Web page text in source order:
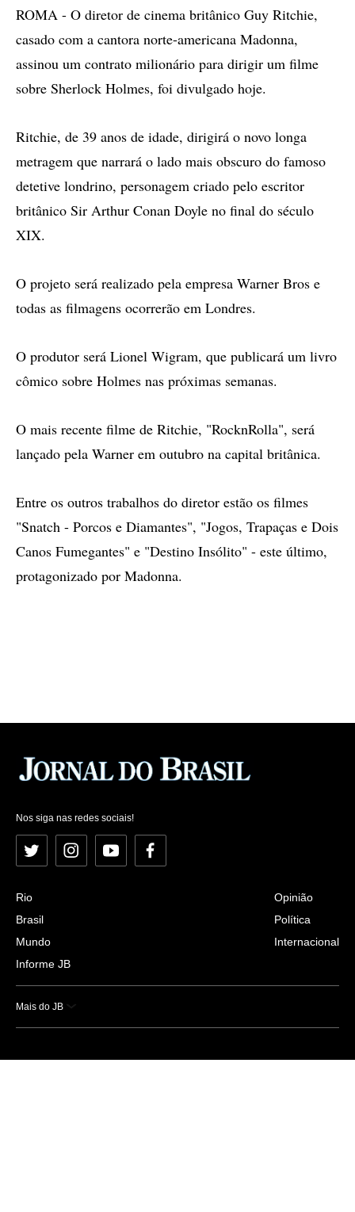
ROMA - O diretor de cinema britânico Guy Ritchie,
casado com a cantora norte-americana Madonna,
assinou um contrato milionário para dirigir um filme
sobre Sherlock Holmes, foi divulgado hoje.
Ritchie, de 39 anos de idade, dirigirá o novo longa
metragem que narrará o lado mais obscuro do famoso
detetive londrino, personagem criado pelo escritor
britânico Sir Arthur Conan Doyle no final do século
XIX.
O projeto será realizado pela empresa Warner Bros e
todas as filmagens ocorrerão em Londres.
O produtor será Lionel Wigram, que publicará um livro
cômico sobre Holmes nas próximas semanas.
O mais recente filme de Ritchie, "RocknRolla", será
lançado pela Warner em outubro na capital britânica.
Entre os outros trabalhos do diretor estão os filmes
"Snatch - Porcos e Diamantes", "Jogos, Trapaças e Dois
Canos Fumegantes" e "Destino Insólito" - este último,
protagonizado por Madonna.
Nos siga nas redes sociais!
Twitter InstagramYouTubeFacebook
Rio
Brasil
Mundo
Informe JB
Opinião
Política
Internacional
Mais do JB
Esportes